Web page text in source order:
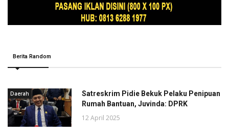
Berita Random
Daerah
Satreskrim Pidie Bekuk Pelaku Penipuan
Rumah Bantuan, Juvinda: DPRK
12 April 2025